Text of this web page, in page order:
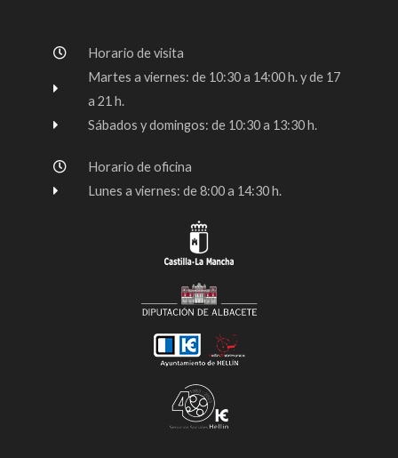
o
o
-
r
a
m
e
Horario de visita
Martes a viernes: de 10:30 a 14:00 h. y de 17
a 21 h.
Sábados y domingos: de 10:30 a 13:30 h.
Horario de oficina
Lunes a viernes: de 8:00 a 14:30 h.